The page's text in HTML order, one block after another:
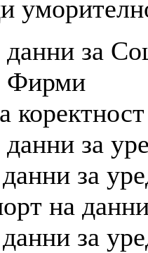
за
Фирми
за
за
на
за